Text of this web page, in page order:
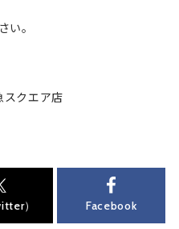
い。
クエア店
） Facebook